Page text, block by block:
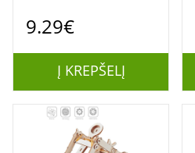
mokomasis modelis
9.29€
Į KREPŠELĮ